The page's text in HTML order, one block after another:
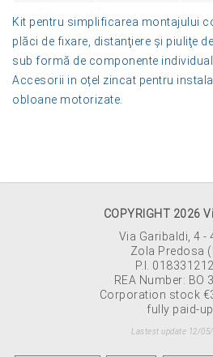
Kit pentru simplificarea montajului
plăci de fixare, distanţiere şi piuliţe
sub formă de componente
Accesorii in oțel zincat pentru
obloane motorizate.
COPYRIGHT 2026
Via Garibaldi, 4 -
Zola Predosa
P.I.
REA Number: BO
Corporation stock
fully paid-
Lastest update 12/